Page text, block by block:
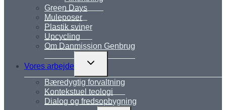
Green Days
Muleposer
Plastik sviner
Upcycling
Om Danmission Genbrug
Vores arbejde
Skift
Bæredygtig forvaltning
Kontekstuel teologi
Dialog og fredsopbygning